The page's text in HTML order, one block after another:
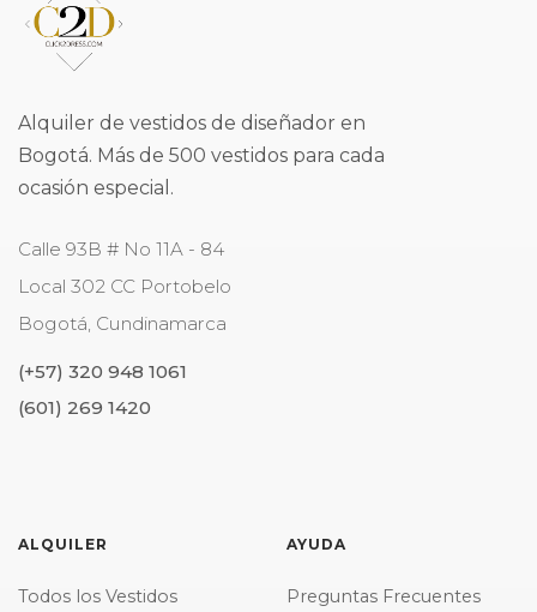
Alquiler de vestidos de diseñador en
Bogotá. Más de 500 vestidos para cada
ocasión especial.
Calle 93B # No 11A - 84
Local 302 CC Portobelo
Bogotá, Cundinamarca
(+57) 320 948 1061
(601) 269 1420
ALQUILER
Todos los Vestidos
AYUDA
Preguntas Frecuentes